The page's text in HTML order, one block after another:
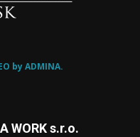
by ADMINA.
WORK s.r.o.